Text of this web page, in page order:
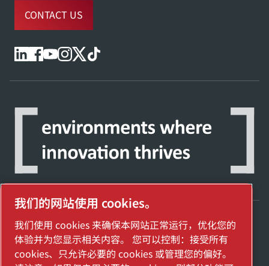
CONTACT US
探索阿特拉斯·科普柯集团如何利用科技变革
未来。
我们的网站使用 cookies。
我们使用 cookies 来确保本网站正常运行，优化您的
体验并为您显示相关内容。 您可以控制：接受所有
cookies、只允许必要的 cookies 或管理您的偏好。